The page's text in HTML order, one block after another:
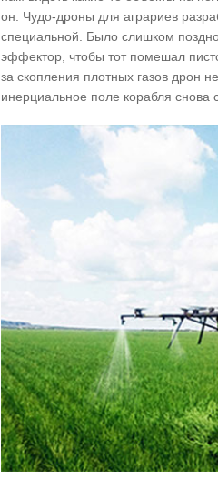
он. Чудо-дроны для аграриев
специальной. Было слишком
эффектор, чтобы тот помешал
за скопления плотных газов дрон
инерциальное поле корабля снова